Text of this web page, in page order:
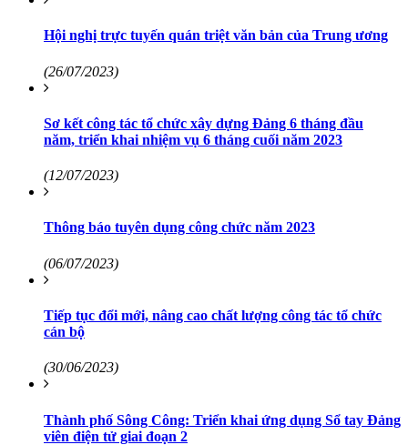
Hội nghị trực tuyến quán triệt văn bản của Trung ương
(26/07/2023)
Sơ kết công tác tổ chức xây dựng Đảng 6 tháng đầu
năm, triển khai nhiệm vụ 6 tháng cuối năm 2023
(12/07/2023)
Thông báo tuyên dụng công chức năm 2023
(06/07/2023)
Tiếp tục đổi mới, nâng cao chất lượng công tác tổ chức
cán bộ
(30/06/2023)
Thành phố Sông Công: Triển khai ứng dụng Sổ tay Đảng
viên điện tử giai đoạn 2